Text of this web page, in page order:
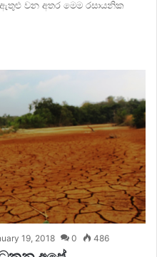
ඇතුළු වන අතර මෙම රසායනික
19, 2018 0 486